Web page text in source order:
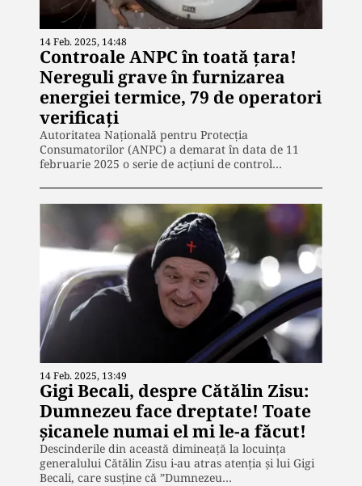
14 Feb. 2025, 14:48
Controale ANPC în toată țara!
Nereguli grave în furnizarea
energiei termice, 79 de operatori
verificați
Autoritatea Națională pentru Protecția
Consumatorilor (ANPC) a demarat în data de 11
februarie 2025 o serie de acțiuni de control…
14 Feb. 2025, 13:49
Gigi Becali, despre Cătălin Zisu:
Dumnezeu face dreptate! Toate
șicanele numai el mi le-a făcut!
Descinderile din această dimineață la locuința
generalului Cătălin Zisu i-au atras atenția și lui Gigi
Becali, care susține că ”Dumnezeu…